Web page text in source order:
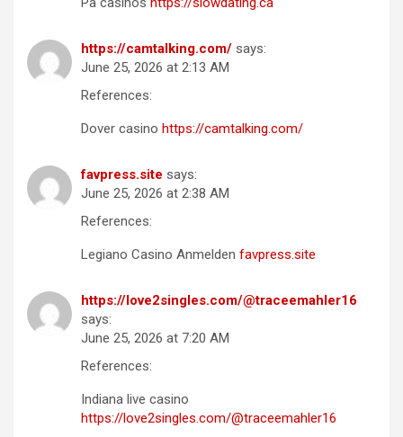
https://camtalking.com/ says:
June 25, 2026 at 2:13 AM
References:
Dover casino https://camtalking.com/
favpress.site says:
June 25, 2026 at 2:38 AM
References:
Legiano Casino Anmelden favpress.site
https://love2singles.com/@traceemahler16
says:
June 25, 2026 at 7:20 AM
References:
Indiana live casino
https://love2singles.com/@traceemahler16